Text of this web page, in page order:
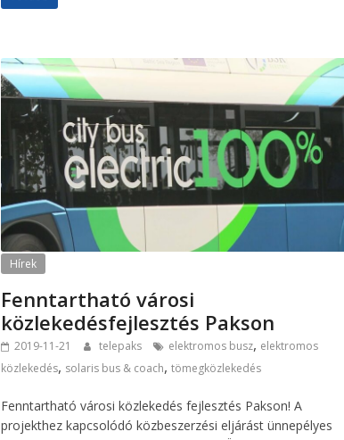
Hírek
Fenntartható városi
közlekedésfejlesztés Pakson
2019-11-21 telepaks elektromos busz, elektromos
közlekedés, solaris bus & coach,tömegközlekedés
Fenntartható városi közlekedés fejlesztés Pakson! A
projekthez kapcsolódó közbeszerzési eljárást ünnepélyes